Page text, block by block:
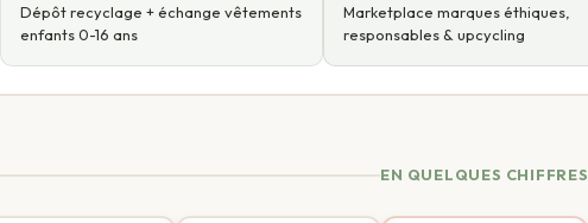
Dépôt recyclage + échange vêtements
enfants 0-16 ans
Marketplace marques éthiques,
responsables & upcycling
EN QUELQUES CHIFFRES